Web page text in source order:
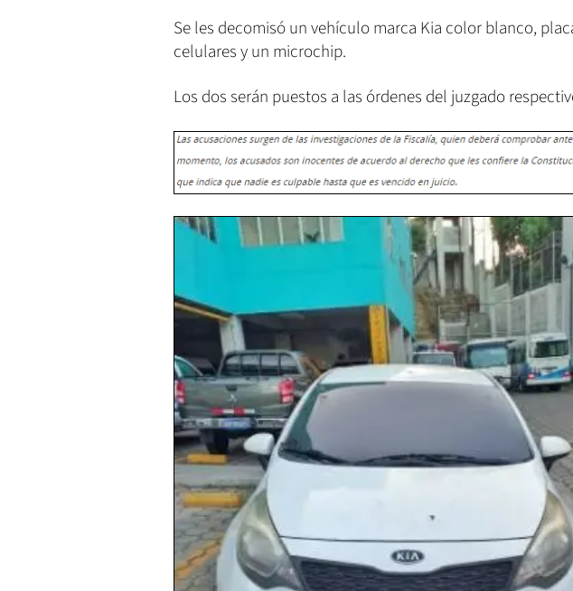
Se les decomisó un vehículo marca Kia color blanco,
celulares y un microchip.
Los dos serán puestos a las órdenes del juzgado